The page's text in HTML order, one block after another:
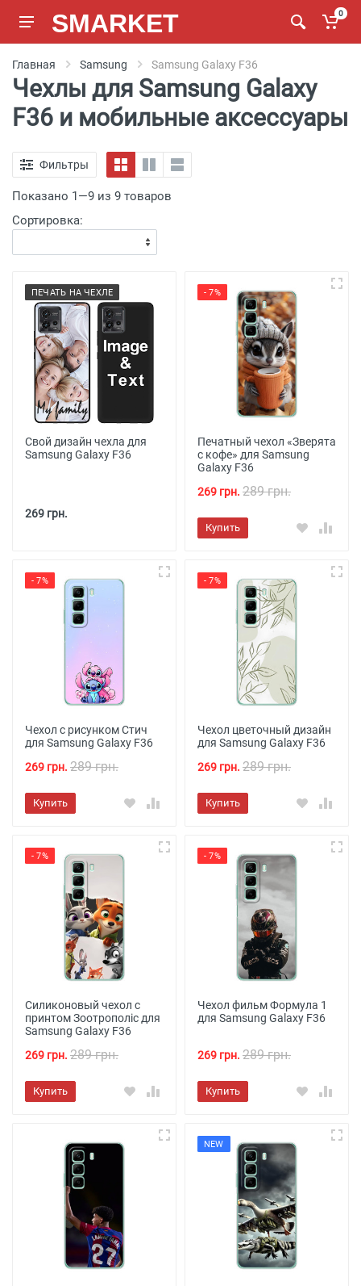
SMARKET 0
Главная Samsung Samsung Galaxy F36
Чехлы для Samsung Galaxy
F36 и мобильные аксессуары
Фильтры
Показано 1—9 из 9 товаров
Сортировка:
ПЕЧАТЬ НА ЧЕХЛЕ
Свой дизайн чехла для
Samsung Galaxy F36
269 грн.
- 7%
Печатный чехол «Зверята
с кофе» для Samsung
Galaxy F36
269 грн. 289 грн.
Купить
- 7%
Чехол с рисунком Стич
для Samsung Galaxy F36
269 грн. 289 грн.
Купить
- 7%
Чехол цветочный дизайн
для Samsung Galaxy F36
269 грн. 289 грн.
Купить
- 7%
Силиконовый чехол с
принтом Зоотрополіс для
Samsung Galaxy F36
269 грн. 289 грн.
Купить
- 7%
Чехол фильм Формула 1
для Samsung Galaxy F36
269 грн. 289 грн.
Купить
NEW